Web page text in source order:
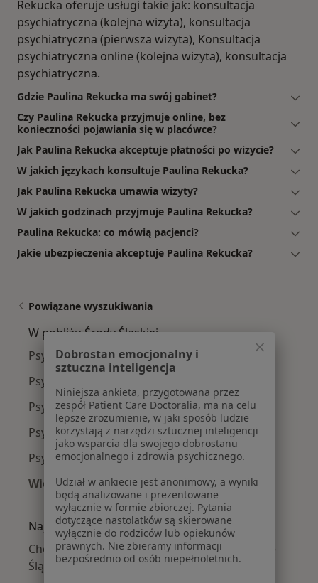
Rekucka oferuje usługi takie jak: konsultacja
psychiatryczna (kolejna wizyta), konsultacja
psychiatryczna (pierwsza wizyta), Konsultacja
psychiatryczna online (kolejna wizyta), konsultacja
psychiatryczna.
Gdzie Paulina Rekucka ma swój gabinet?
Czy Paulina Rekucka przyjmuje online, bez
konieczności pojawiania się w placówce?
Jak Paulina Rekucka akceptuje płatności po wizycie?
W jakich językach konsultuje Paulina Rekucka?
Jak Paulina Rekucka umawia wizyty?
W jakich godzinach przyjmuje Paulina Rekucka?
Paulina Rekucka: co mówią pacjenci?
Jakie ubezpieczenia akceptuje Paulina Rekucka?
Powiązane wyszukiwania
W pobliżu Środy Śląskiej
Psychiatrzy w Wrocławiu
Psychiatrzy w Legnicy
Psychiatrzy w Wałbrzychu
Psychiatrzy w Lubinie
Psychiatrzy w Świdnicy
Więcej (14)
Więcej w kategorii: W pobliżu Środy Śląskiej
Najczęście leczone choroby
Choroba afektywna dwubiegunowa w Środzie
Śląskiej
Dobrostan emocjonalny i
sztuczna inteligencja
Niniejsza ankieta, przygotowana przez
zespół Patient Care Doctoralia, ma na celu
lepsze zrozumienie, w jaki sposób ludzie
korzystają z narzędzi sztucznej inteligencji
jako wsparcia dla swojego dobrostanu
emocjonalnego i zdrowia psychicznego.
Udział w ankiecie jest anonimowy, a wyniki
będą analizowane i prezentowane
wyłącznie w formie zbiorczej. Pytania
dotyczące nastolatków są skierowane
wyłącznie do rodziców lub opiekunów
prawnych. Nie zbieramy informacji
bezpośrednio od osób niepełnoletnich.